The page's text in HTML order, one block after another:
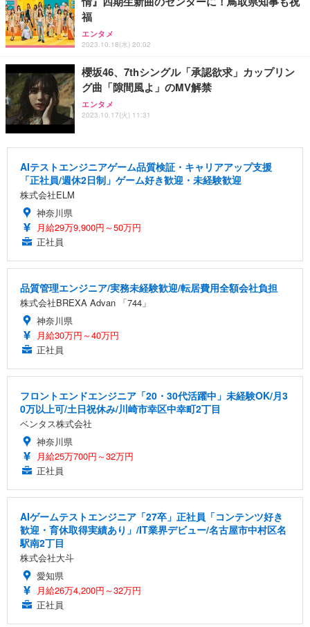
福
エンタメ
2023.10.18(水) 20:02
櫻坂46、7thシングル「承認欲求」カップリン
グ曲「隙間風よ」のMV解禁
エンタメ
2023.10.17(火) 11:31
AIテストエンジニアゲーム品質検証・キャリアアップ支援
「正社員/週休2日制」ゲーム好き歓迎・未経験歓迎
株式会社ELM
神奈川県
月給29万9,900円～50万円
正社員
品質管理エンジニア/実務未経験歓迎/転居費用全額会社負担
株式会社BREXA Advan 「744」
神奈川県
月給30万円～40万円
正社員
フロントエンドエンジニア「20・30代活躍中」未経験OK/月3
0万以上可/土日祝休み/川崎市幸区中幸町2丁目
ベンタス株式会社
神奈川県
月給25万700円～32万円
正社員
AIゲームテストエンジニア「27卒」正社員「コンテンツ好き
歓迎・育休取得実績あり」/IT業界デビュー/名古屋市中村区名
駅南2丁目
株式会社大斗
愛知県
月給26万4,200円～32万円
正社員